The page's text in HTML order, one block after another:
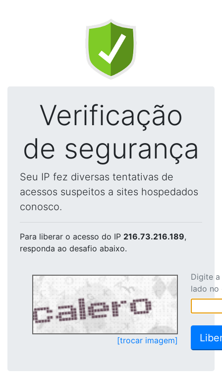
Verificação
de segurança
Seu IP fez diversas tentativas de
acessos suspeitos a sites hospedados
conosco.
Para liberar o acesso do IP 216.73.216.189,
responda ao desafio abaixo.
[trocar imagem]
Digite
lado no